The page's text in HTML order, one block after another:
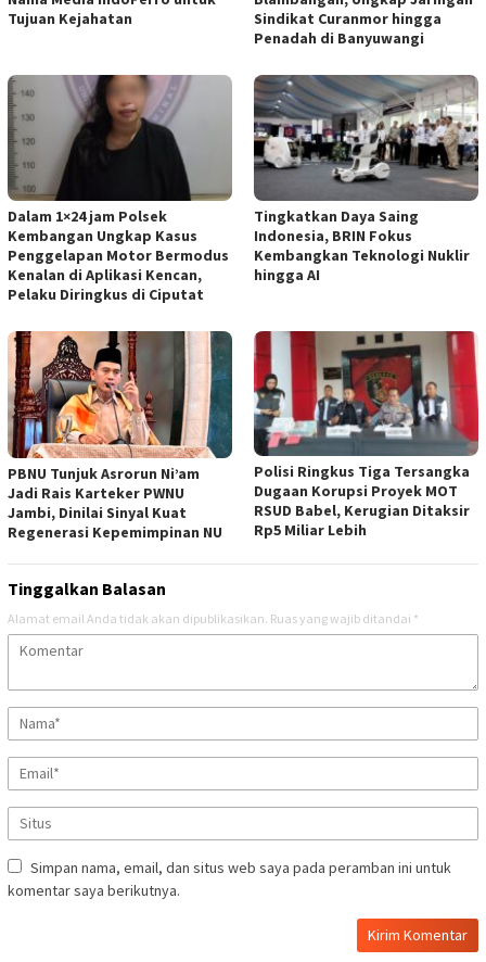
Tujuan Kejahatan
Sindikat Curanmor hingga
Penadah di Banyuwangi
Dalam 1×24 jam Polsek
Kembangan Ungkap Kasus
Penggelapan Motor Bermodus
Kenalan di Aplikasi Kencan,
Pelaku Diringkus di Ciputat
Tingkatkan Daya Saing
Indonesia, BRIN Fokus
Kembangkan Teknologi Nuklir
hingga AI
PBNU Tunjuk Asrorun Ni’am
Jadi Rais Karteker PWNU
Jambi, Dinilai Sinyal Kuat
Regenerasi Kepemimpinan NU
Polisi Ringkus Tiga Tersangka
Dugaan Korupsi Proyek MOT
RSUD Babel, Kerugian Ditaksir
Rp5 Miliar Lebih
Tinggalkan Balasan
Alamat email Anda tidak akan dipublikasikan. Ruas yang wajib ditandai *
Simpan nama, email, dan situs web saya pada peramban ini untuk
komentar saya berikutnya.